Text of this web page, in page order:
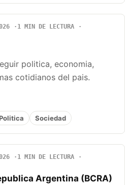
1 MIN DE LECTURA
politica, economia,
cotidianos del pais.
Sociedad
1 MIN DE LECTURA
Argentina (BCRA)